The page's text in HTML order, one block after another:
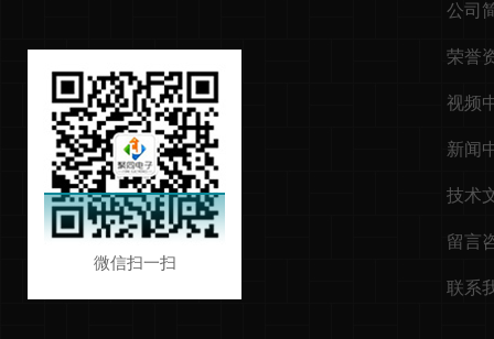
微信扫一扫
公司
荣誉
视频
新闻
技术
留言
联系